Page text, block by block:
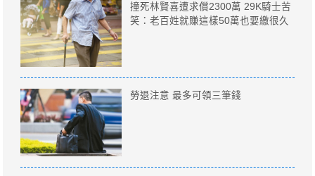
撞死林賢喜遭求償2300萬 29K騎士苦
笑：老百姓就賺這樣50萬也要繳很久
勞退注意 最多可領三筆錢